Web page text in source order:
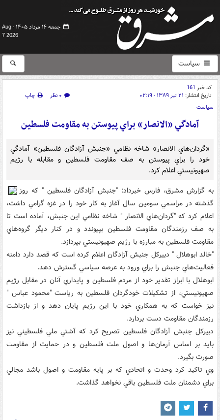
جمعه ۱۶ مرداد ۱۴۰۵ -
Aug
7 2026
سیاست
کد خبر 161
تاریخ انتشار: ۲۱ تیر ۱۳۸۹ - ۰۲:۱۹ ۰ نظر
چاپ
سیاست
آمادگي «الانصار» براي پيوستن به مقاومت فلسطين
«گردان‌هاي الانصار» شاخه نظامي «جنبش آزادگان فلسطين» آمادگي
خود را براي پيوستن به صف مقاومت فلسطين و مقابله با رژيم
صهيونيستي اعلام کرد.
به گزارش مشرق، فارس خبرداد: "جنبش آزادگان فلسطين " که روز
گذشته در مراسمي سومين سال آغاز به کار خود را در غزه گرامي‌ داشت،
اعلام کرد که "گردان‌هاي الانصار " شاخه نظامي اين جنبش، آماده است تا
به صف رزمندگان مقاومت فلسطين بپيوندد و در کنار ديگر گروه‌هاي
مقاومت فلسطين به مبارزه با رژيم صهيونيستي بپردازد.
"خالد ابوهلال " دبيرکل جنبش آزادگان اعلام کرده است که قصد دارد دامنه
فعاليت‌هاي جنبش را براي ورود به عرصه سياسي گسترش دهد.
ابوهلال با ابراز تقدير خود از مردم فلسطين و پايداري آنان در مقابل رژيم
صهيونيستي، از تشکيلات خودگردان فلسطين به رياست "محمود عباس "
نيز خواست که به همکاري خود با اين رژيم پايان دهد و از بازداشت
رزمندگان مقاومت دست بردارد.
دبيرکل جنبش آزادگان فلسطين تصريح کرد که آشتي ملي فلسطيني نيز
بايد بر اساس آرمان‌ها و اصول ملت فلسطين و در حمايت از مقاومت
صورت بگيرد.
وي تاکيد کرد وحدت و اتحادي که بر پايه مقاومت و اصول باشد مجالي
براي دشمنان ملت فلسطين باقي نخواهد گذاشت.